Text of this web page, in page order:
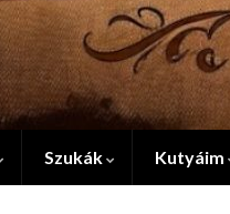
Szukák Kutyáim